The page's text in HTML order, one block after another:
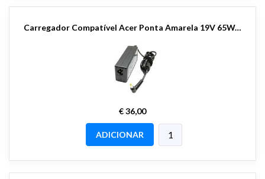
Carregador Compatível Acer Ponta Amarela 19V 65W/90W
€ 36,00
ADICIONAR